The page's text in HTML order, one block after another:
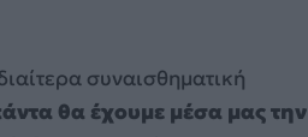
συναισθηματική
θα έχουμε μέσα μας την